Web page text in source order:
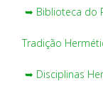
➥ Biblioteca do
Tradição
➥ Disciplinas